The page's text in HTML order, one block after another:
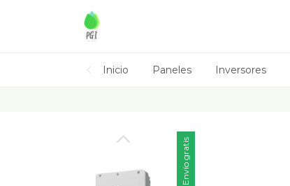
Inicio Paneles Inversores
Envío gratis